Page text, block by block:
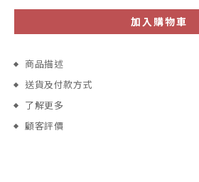
加入購物車
商品描述
送貨及付款方式
了解更多
顧客評價